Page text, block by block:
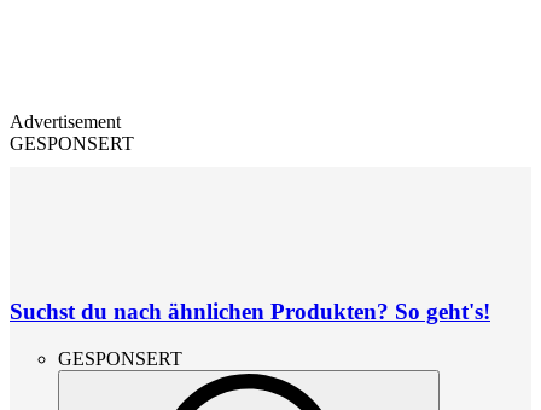
Advertisement
GESPONSERT
Suchst du nach ähnlichen Produkten? So geht's!
GESPONSERT